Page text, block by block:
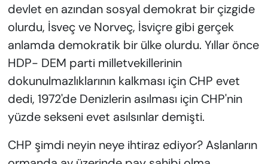
devlet en azından sosyal demokrat bir çizgide
olurdu, İsveç ve Norveç, İsviçre gibi gerçek
anlamda demokratik bir ülke olurdu. Yıllar önce
HDP- DEM parti milletvekillerinin
dokunulmazlıklarının kalkması için CHP evet
dedi, 1972'de Denizlerin asılması için CHP'nin
yüzde sekseni evet asılsınlar demişti.
CHP şimdi neyin neye ihtiraz ediyor? Aslanların